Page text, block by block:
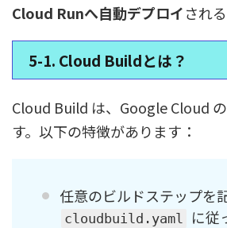
Cloud Runへ自動デプロイされ
5-1. Cloud Buildとは？
Cloud Build は、Google Cloud
す。以下の特徴があります：
任意のビルドステップを
cloudbuild.yaml
に従